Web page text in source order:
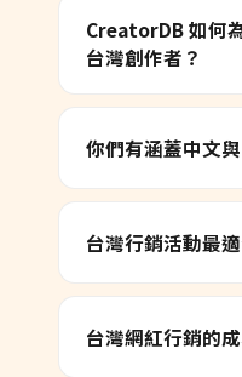
CreatorDB 如何
台灣創作者？
你們有涵蓋中文
台灣行銷活動最
台灣網紅行銷的